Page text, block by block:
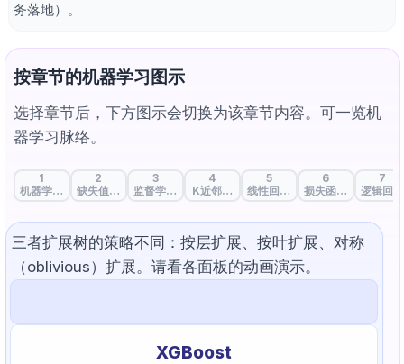
务落地）。
按章节的机器学习图示
选择章节后，下方图示会切换为该章节内容。可一览机
器学习脉络。
1
机器学习的起点：数据与特征
2
缺失值处理：填补数据空白的策略
3
监督学习、无监督学习与自监督学习
4
K近邻：物以类聚
5
线性回归：贯穿数据趋势的直线
6
损失函数：衡量预
7
逻辑回
三者扩展树的策略不同：按层扩展、按叶扩展、对称
（oblivious）扩展。请看各面板的动画演示。
XGBoost